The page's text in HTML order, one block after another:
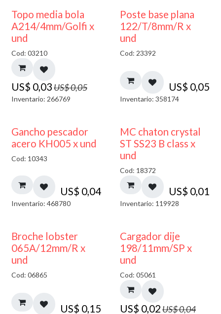
40% DESCUENTO
Topo media bola
A214/4mm/Golfi x
und
Cod: 03210
US$ 0,03US$0,05
Inventario: 266769
Poste base plana
122/T/8mm/R x
und
Cod: 23392
US$ 0,05
Inventario: 358174
Gancho pescador
acero KH005 x und
Cod: 10343
US$ 0,04
Inventario: 468780
MC chaton crystal
ST SS23 B class x
und
Cod: 18372
US$ 0,01
Inventario: 119928
Broche lobster
065A/12mm/R x
und
Cod: 06865
US$ 0,15
50% DESCUENTO
Cargador dije
198/11mm/SP x
und
Cod: 05061
US$ 0,02US$0,04